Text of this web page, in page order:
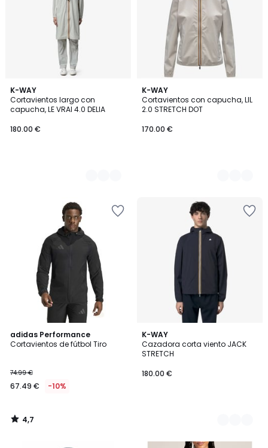
K-WAY
Cortavientos largo con
capucha, LE VRAI 4.0 DELIA
180.00 €
3
Colores
K-WAY
Cortavientos con capucha, LIL
2.0 STRETCH DOT
170.00 €
3
Colores
adidas Performance
Cortavientos de fútbol Tiro
74.99 €
67.49 € -10%
4,7
/ 5
4,7
/
K-WAY
Cazadora corta viento JACK
STRETCH
180.00 €
3
Colores